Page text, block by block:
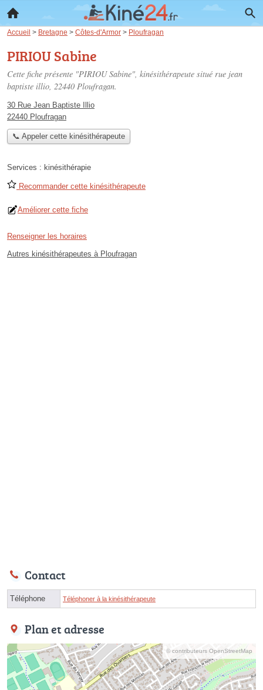
Accueil > Bretagne > Côtes-d'Armor > Ploufragan
PIRIOU Sabine
Cette fiche présente "PIRIOU Sabine", kinésithérapeute situé rue jean
baptiste illio, 22440 Ploufragan.
30 Rue Jean Baptiste Illio
22440 Ploufragan
📞 Appeler cette kinésithérapeute
Services : kinésithérapie
Recommander cette kinésithérapeute
Améliorer cette fiche
Renseigner les horaires
Autres kinésithérapeutes à Ploufragan
Contact
Téléphone Téléphoner à la kinésithérapeute
Plan et adresse
© contributeurs OpenStreetMap